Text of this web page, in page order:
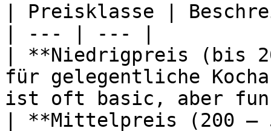
| Preisklasse |
| --- | --- |
| **Niedrigpreis (bis
für gelegentliche
ist oft basic, aber
| **Mittelpreis (200 –